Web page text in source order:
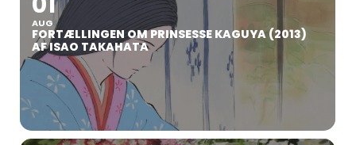
AUG
FORTÆLLINGEN OM PRINSESSE KAGUYA (2013)
AF ISAO TAKAHATA